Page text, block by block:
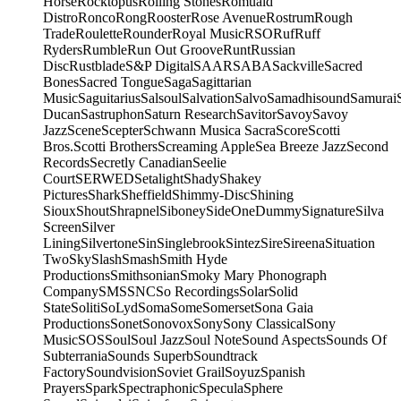
DistroRoncoRongRoosterRose AvenueRostrumRough
TradeRouletteRounderRoyal MusicRSORufRuff
RydersRumbleRun Out GrooveRuntRussian
DiscRustbladeS&P DigitalSAARSABASackvilleSacred
BonesSacred TongueSagaSagittarian
MusicSaguitariusSalsoulSalvationSalvoSamadhisoundSamurai
DucanSastruphonSaturn ResearchSavitorSavoySavoy
JazzSceneScepterSchwann Musica SacraScoreScotti
Bros.Scotti BrothersScreaming AppleSea Breeze JazzSecond
RecordsSecretly CanadianSeelie
CourtSERWEDSetalightShadyShakey
PicturesSharkSheffieldShimmy-DiscShining
SiouxShoutShrapnelSiboneySideOneDummySignatureSilva
ScreenSilver
LiningSilvertoneSinSinglebrookSintezSireSireenaSituation
TwoSkySlashSmashSmith Hyde
ProductionsSmithsonianSmoky Mary Phonograph
CompanySMSSNCSo RecordingsSolarSolid
StateSolitiSoLydSomaSomeSomersetSona Gaia
ProductionsSonetSonovoxSonySony ClassicalSony
MusicSOSSoulSoul JazzSoul NoteSound AspectsSounds Of
SubterraniaSounds SuperbSoundtrack
FactorySoundvisionSoviet GrailSoyuzSpanish
PrayersSparkSpectraphonicSpeculaSphere